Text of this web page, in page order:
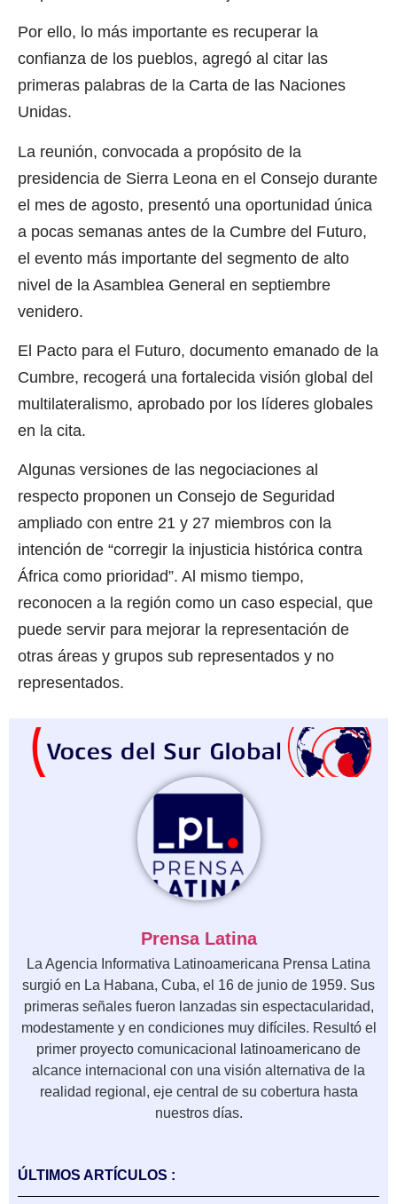
Por ello, lo más importante es recuperar la
confianza de los pueblos, agregó al citar las
primeras palabras de la Carta de las Naciones
Unidas.
La reunión, convocada a propósito de la
presidencia de Sierra Leona en el Consejo durante
el mes de agosto, presentó una oportunidad única
a pocas semanas antes de la Cumbre del Futuro,
el evento más importante del segmento de alto
nivel de la Asamblea General en septiembre
venidero.
El Pacto para el Futuro, documento emanado de la
Cumbre, recogerá una fortalecida visión global del
multilateralismo, aprobado por los líderes globales
en la cita.
Algunas versiones de las negociaciones al
respecto proponen un Consejo de Seguridad
ampliado con entre 21 y 27 miembros con la
intención de “corregir la injusticia histórica contra
África como prioridad”. Al mismo tiempo,
reconocen a la región como un caso especial, que
puede servir para mejorar la representación de
otras áreas y grupos sub representados y no
representados.
Prensa Latina
La Agencia Informativa Latinoamericana Prensa Latina
surgió en La Habana, Cuba, el 16 de junio de 1959. Sus
primeras señales fueron lanzadas sin espectacularidad,
modestamente y en condiciones muy difíciles. Resultó el
primer proyecto comunicacional latinoamericano de
alcance internacional con una visión alternativa de la
realidad regional, eje central de su cobertura hasta
nuestros días.
ÚLTIMOS ARTÍCULOS :